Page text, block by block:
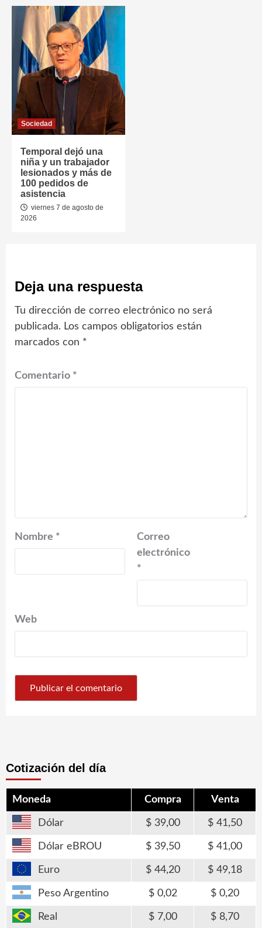
Sociedad
Temporal dejó una
niña y un trabajador
lesionados y más de
100 pedidos de
asistencia
viernes 7 de agosto de
2026
Deja una respuesta
Tu dirección de correo electrónico no será
publicada. Los campos obligatorios están
marcados con *
Comentario *
Nombre *
Correo
electrónico
*
Web
Cotización del día
Moneda Compra Venta
Dólar 39,00 41,50
Dólar eBROU 39,50 41,00
Euro 44,20 49,18
Peso Argentino 0,02 0,20
Real 7,00 8,70